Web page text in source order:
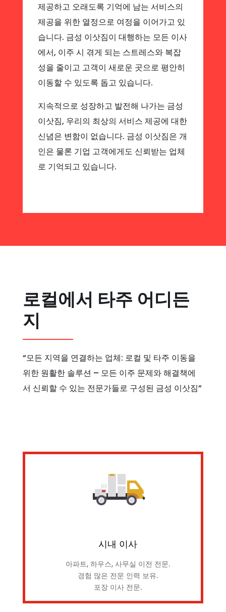
제공하고 오래도록 기억에 남는 서비스의
제공을 위한 열정으로 여정을 이어가고 있
습니다. 금성 이삿짐이 대행하는 모든 이사
에서, 이주 시 겪게 되는 스트레스와 복잡
성을 줄이고 고객이 새로운 곳으로 평안히
이동할 수 있도록 돕고 있습니다.
지속적으로 성장하고 발전해 나가는 금성
이삿짐, 우리의 최상의 서비스 제공에 대한
신념은 변함이 없습니다. 금성 이삿짐은 개
인은 물론 기업 고객에게도 신뢰받는 업체
로 기억되고 있습니다.
로컬에서 타주 어디든
지
“모든 지역을 연결하는 업체: 로컬 및 타주 이동을
위한 원활한 솔루션 – 모든 이주 문제와 해결책에
서 신뢰할 수 있는 전문가들로 구성된 금성 이삿짐”
시내 이사
아파트, 하우스, 사무실 이전 전문.
경험 많은 전문 인력 보유.
포장 이사 전문.